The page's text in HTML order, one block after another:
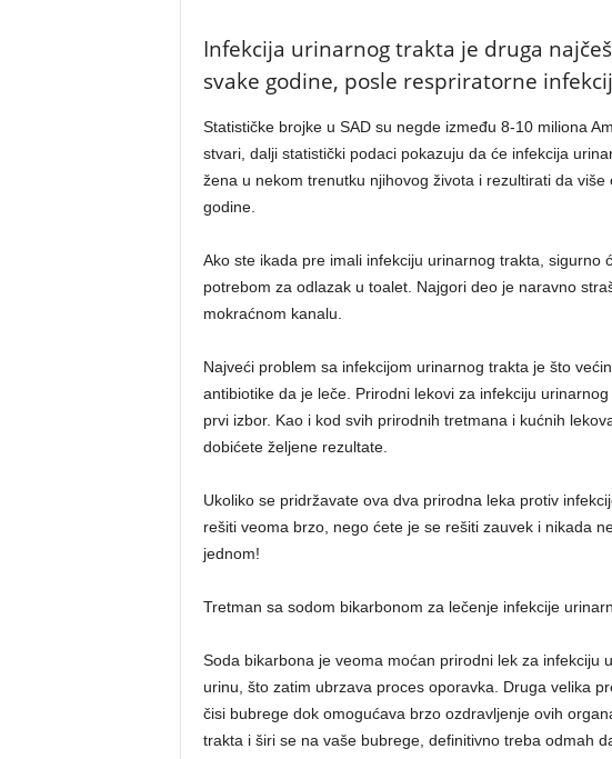
Infekcija urinarnog trakta je druga
svake godine, posle respriratorne
Statističke brojke u SAD su negde između 8-10 miliona
stvari, dalji statistički podaci pokazuju da će infekcija
žena u nekom trenutku njihovog života i rezultirati da
godine.
Ako ste ikada pre imali infekciju urinarnog trakta, sigurno
potrebom za odlazak u toalet. Najgori deo je naravno
mokraćnom kanalu.
Najveći problem sa infekcijom urinarnog trakta je što
antibiotike da je leče. Prirodni lekovi za infekciju
prvi izbor. Kao i kod svih prirodnih tretmana i kućnih
dobićete željene rezultate.
Ukoliko se pridržavate ova dva prirodna leka protiv
rešiti veoma brzo, nego ćete je se rešiti zauvek i nikada
jednom!
Tretman sa sodom bikarbonom za lečenje infekcije
Soda bikarbona je veoma moćan prirodni lek za infekciju
urinu, što zatim ubrzava proces oporavka. Druga velika
čisi bubrege dok omogućava brzo ozdravljenje ovih
trakta i širi se na vaše bubrege, definitivno treba odmah